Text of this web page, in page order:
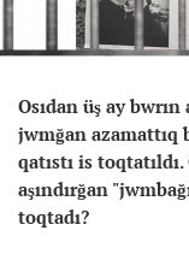
Osıdan üş ay
jwmğan
qatıstı is
aşındırğan
toqtadı?